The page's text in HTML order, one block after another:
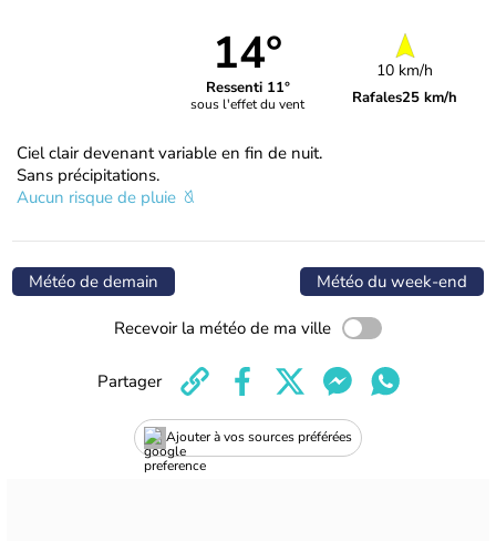
14°
Ressenti 11°
sous l'effet du vent
10 km/h
Rafales25 km/h
Ciel clair devenant variable en fin de nuit.
Sans précipitations.
Aucun risque de pluie
Météo de demain Météo du week-end
Recevoir la météo de ma ville
Ajouter à vos sources préférées
Partager